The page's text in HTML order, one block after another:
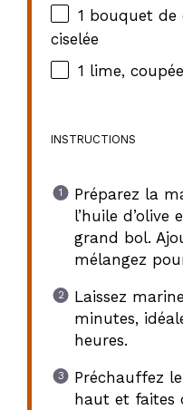
1 bouquet de
ciselée
1 lime,
INSTRUCTIONS
Préparez la
l’huile d’olive
grand bol.
mélangez
Laissez
minutes,
heures.
Préchauffez
haut et faites